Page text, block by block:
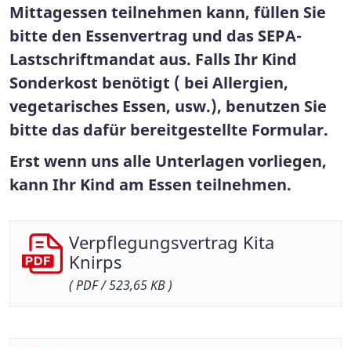
Mittagessen teilnehmen kann, füllen Sie
bitte den Essenvertrag und das SEPA-
Lastschriftmandat aus. Falls Ihr Kind
Sonderkost benötigt ( bei Allergien,
vegetarisches Essen, usw.), benutzen Sie
bitte das dafür bereitgestellte Formular.
Erst wenn uns alle Unterlagen vorliegen,
kann Ihr Kind am Essen teilnehmen.
Verpflegungsvertrag Kita
Knirps
( PDF / 523,65 KB )